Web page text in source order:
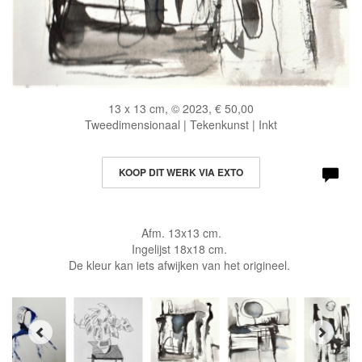
13 x 13 cm, © 2023, € 50,00
Tweedimensionaal | Tekenkunst | Inkt
KOOP DIT WERK VIA EXTO
Afm. 13x13 cm.
Ingelijst 18x18 cm.
De kleur kan iets afwijken van het origineel.